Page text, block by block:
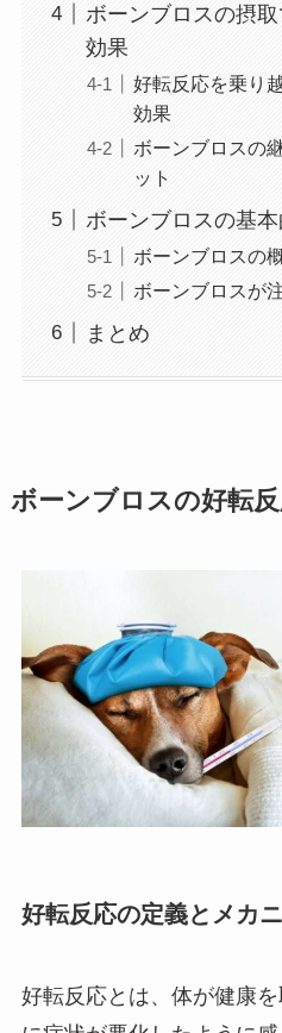
ボーンブロスの摂
効果
好転反応を乗り
効果
ボーンブロスの
ット
ボーンブロスの基
ボーンブロスの
ボーンブロスが
まとめ
ボーンブロスの好転
好転反応の定義とメカ
好転反応とは、体が健康